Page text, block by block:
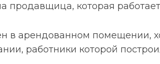
продавщица, которая
в арендованном помещении,
работники которой